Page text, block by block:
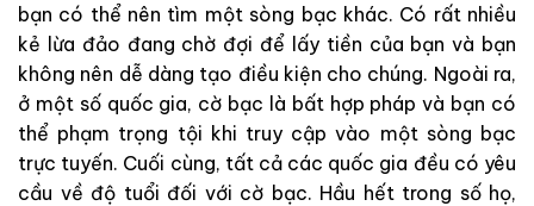
bạn có thể nên tìm một sòng bạc khác. Có rất nhiều
kẻ lừa đảo đang chờ đợi để lấy tiền của bạn và bạn
không nên dễ dàng tạo điều kiện cho chúng. Ngoài ra,
ở một số quốc gia, cờ bạc là bất hợp pháp và bạn có
thể phạm trọng tội khi truy cập vào một sòng bạc
trực tuyến. Cuối cùng, tất cả các quốc gia đều có yêu
cầu về độ tuổi đối với cờ bạc. Hầu hết trong số họ,